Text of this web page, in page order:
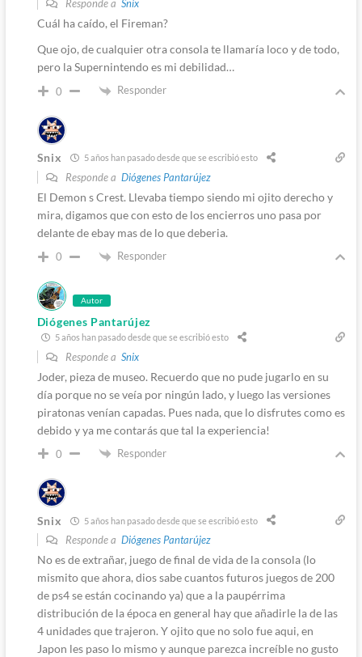
Responde a Snix
Cuál ha caído, el Fireman?
Que ojo, de cualquier otra consola te llamaría loco y de todo,
pero la Supernintendo es mi debilidad…
0 Responder
Snix 5 años han pasado desde que se escribió esto
Responde a Diógenes Pantarújez
El Demon s Crest. Llevaba tiempo siendo mi ojito derecho y
mira, digamos que con esto de los encierros uno pasa por
delante de ebay mas de lo que deberia.
0 Responder
Autor
Diógenes Pantarújez
5 años han pasado desde que se escribió esto
Responde a Snix
Joder, pieza de museo. Recuerdo que no pude jugarlo en su
día porque no se veía por ningún lado, y luego las versiones
piratonas venían capadas. Pues nada, que lo disfrutes como es
debido y ya me contarás que tal la experiencia!
0 Responder
Snix 5 años han pasado desde que se escribió esto
Responde a Diógenes Pantarújez
No es de extrañar, juego de final de vida de la consola (lo
mismito que ahora, dios sabe cuantos futuros juegos de 200
de ps4 se están cocinando ya) que a la paupérrima
distribución de la época en general hay que añadirle la de las
4 unidades que trajeron. Y ojito que no solo fue aqui, en
Japon les paso lo mismo y aunque parezca increíble no gusto